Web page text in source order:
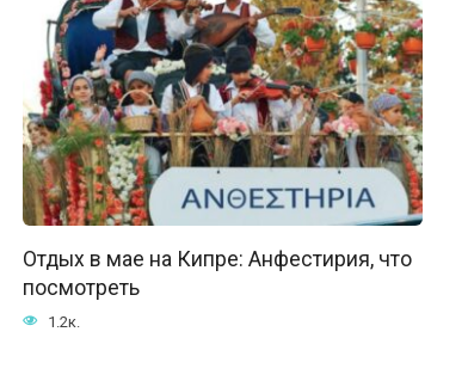
Отдых в мае на Кипре: Анфестирия, что
посмотреть
1.2к.